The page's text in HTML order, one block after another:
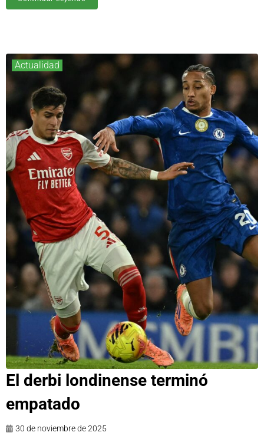
Actualidad
El derbi londinense terminó
empatado
30 de noviembre de 2025